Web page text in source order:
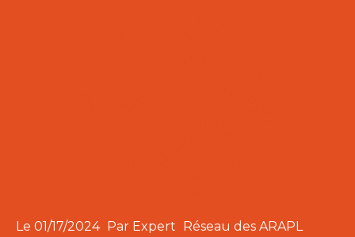
Le 01/17/2024 Par Expert Réseau des ARAPL